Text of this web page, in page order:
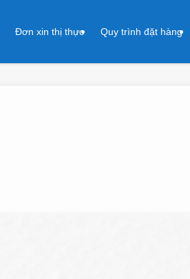
Đơn xin thị thực Quy trình đặt hàng